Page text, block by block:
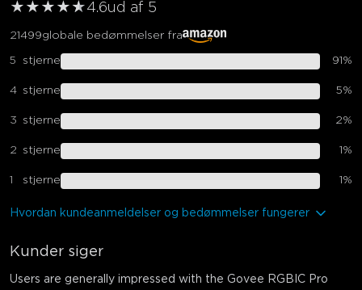
★ ★ ★ ★ ★
★4.6ud af 5
21499globale bedømmelser fra
5 stjerne 91 %
4 stjerne 5%
3 stjerne 2%
2 stjerne 1 %
1 stjerne 1 %
Hvordan kundeanmeldelser og bedømmelser fungerer
Kunder siger
Users are generally impressed with the Govee RGBIC Pro